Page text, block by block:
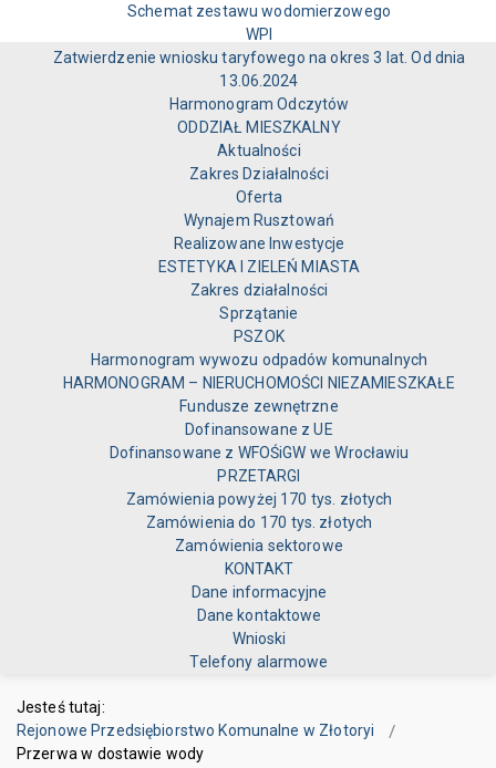
Schemat zestawu wodomierzowego
WPI
Zatwierdzenie wniosku taryfowego na okres 3 lat. Od dnia
13.06.2024
Harmonogram Odczytów
ODDZIAŁ MIESZKALNY
Aktualności
Zakres Działalności
Oferta
Wynajem Rusztowań
Realizowane Inwestycje
ESTETYKA I ZIELEŃ MIASTA
Zakres działalności
Sprzątanie
PSZOK
Harmonogram wywozu odpadów komunalnych
HARMONOGRAM – NIERUCHOMOŚCI NIEZAMIESZKAŁE
Fundusze zewnętrzne
Dofinansowane z UE
Dofinansowane z WFOŚiGW we Wrocławiu
PRZETARGI
Zamówienia powyżej 170 tys. złotych
Zamówienia do 170 tys. złotych
Zamówienia sektorowe
KONTAKT
Dane informacyjne
Dane kontaktowe
Wnioski
Telefony alarmowe
Jesteś tutaj:
Rejonowe Przedsiębiorstwo Komunalne w Złotoryi
Przerwa w dostawie wody